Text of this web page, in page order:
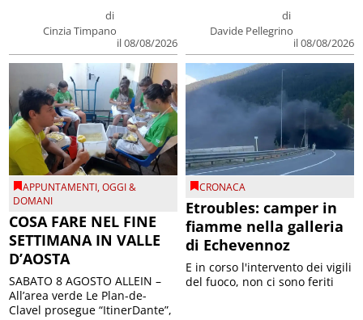
di
Cinzia Timpano
il 08/08/2026
di
Davide Pellegrino
il 08/08/2026
APPUNTAMENTI,OGGI &
DOMANI
COSA FARE NEL FINE
SETTIMANA IN VALLE
D’AOSTA
SABATO 8 AGOSTO ALLEIN –
All’area verde Le Plan-de-
Clavel prosegue “ItinerDante”,
CRONACA
Etroubles: camper in
fiamme nella galleria
di Echevennoz
E in corso l'intervento dei vigili
del fuoco, non ci sono feriti